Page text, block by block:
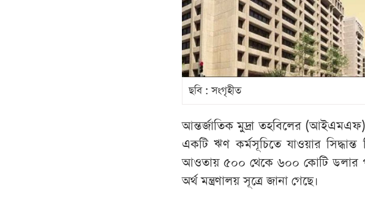
ছবি : সংগৃহীত
আন্তর্জাতিক মুদ্রা তহবিলের
একটি ঋণ কর্মসূচিতে যাওয়ার
আওতায় ৫০০ থেকে ৬০০ কোটি ডলার
অর্থ মন্ত্রণালয় সূত্রে জানা গেছে।